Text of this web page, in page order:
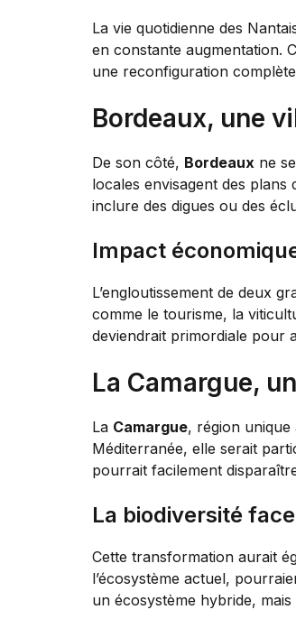
La vie quotidienne des
en constante augmentation.
une reconfiguration
Bordeaux, une
De son côté, Bordeaux ne
locales envisagent des
inclure des digues ou des
Impact
L’engloutissement de deux
comme le tourisme, la
deviendrait primordiale pour
La Camargue,
La Camargue, région
Méditerranée, elle serait
pourrait facilement
La biodiversité
Cette transformation aurait
l’écosystème actuel,
un écosystème hybride,